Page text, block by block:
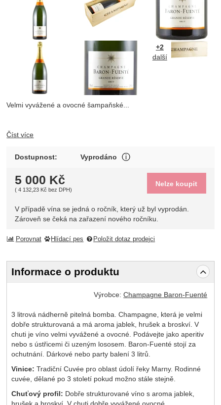
+2
další
Velmi vyvážené a ovocné šampaňské...
Číst více
Dostupnost: Vyprodáno
5 000 Kč
( 4 132,23 Kč bez DPH)
Nelze koupit
V případě vína se jedná o ročník, který už byl vyprodán.
Zároveň se čeká na zařazení nového ročníku.
Porovnat Hlídací pes Položit dotaz prodejci
Informace o produktu
Výrobce:Champagne Baron-Fuenté
3 litrová nádherně pitelná bomba. Champagne, která je velmi
dobře strukturovaná a má aroma jablek, hrušek a broskví. V
chuti je víno velmi vyvážené a ovocné. Podávejte jako aperitiv
nebo s ústřicemi či uzeným lososem. Baron-Fuenté stojí za
ochutnání. Dárkové nebo party balení 3 litrů.
Vinice: Tradiční Cuvée pro oblast údolí řeky Marny. Rodinné
cuvée, dělané po 3 století pokud možno stále stejně.
Chuťový profil: Dobře strukturované víno s aroma jablek,
hrušek a broskví. V chuti dobře vyvážené ovocné.